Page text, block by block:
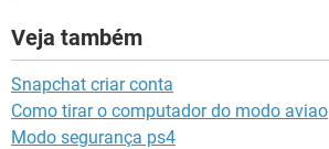
Veja também
Snapchat criar conta
Como tirar o computador do modo aviao
Modo segurança ps4